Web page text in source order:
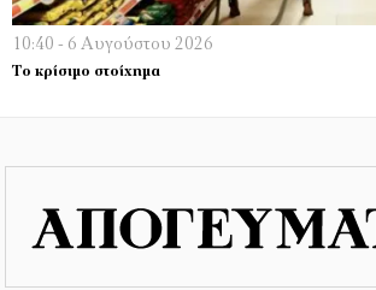
10:40 - 6 Αυγούστου 2026
Το κρίσιμο στοίχημα